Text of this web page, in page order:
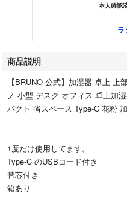
本人確認
ラ
商品説明
【BRUNO 公式】加湿器 卓上
ノ 小型 デスク オフィス 卓上加
パクト 省スペース Type-C 花粉
1度だけ使用してます。
Type-C のUSBコード付き
替芯付き
箱あり